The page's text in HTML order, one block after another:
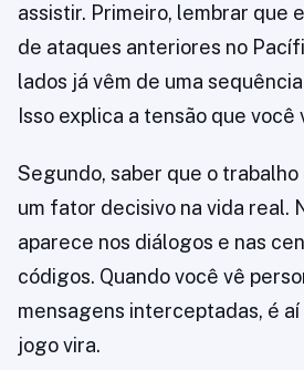
assistir. Primeiro, lembrar que
de ataques anteriores no
lados já vêm de uma
Isso explica a tensão que você
Segundo, saber que o
um fator decisivo na vida real.
aparece nos diálogos e nas
códigos. Quando você vê
mensagens interceptadas, é
jogo vira.